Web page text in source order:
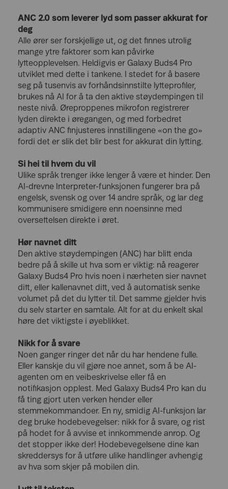
ANC 2.0 som leverer lyd som passer akkurat for
deg
Alle ører ser forskjellige ut, og det finnes utrolig
mange ytre faktorer som kan påvirke
lytteopplevelsen. Heldigvis er Galaxy Buds4 Pro
utviklet med dette i tankene. I stedet for å basere
seg på tusenvis av forhåndsinnstilte lytteprofiler,
brukes nå AI for å ta den aktive støydempingen til
neste nivå. Øreproppenes mikrofon registrerer
lyden direkte i øregangen, og med forbedret
adaptiv ANC finjusteres innstillingene «on the go»
fordi det er slik det blir best for akkurat din lytting.
Si hei til hvem du vil
Ulike språk trenger ikke lenger å være et hinder. Den
AI-drevne Interpreter-funksjonen fungerer bra på
engelsk, svensk og over 14 andre språk, og lar deg
kommunisere smidigere enn noensinne med
oversettelsen direkte i øret.
Hør navnet ditt
Den aktive støydempingen (ANC) har blitt enda
bedre på å skille ut hva som er viktig: nå reagerer
Galaxy Buds4 Pro hvis noen i nærheten sier navnet
ditt, eller kallenavnet ditt, ved å automatisk senke
volumet på det du lytter til. Det samme gjelder hvis
du selv starter en samtale. Alt for at du enkelt skal
høre det viktigste i øyeblikket.
Nikk for å svare
Noen ganger ringer det når du har hendene fulle.
Eller kanskje du vil gjøre noe annet, som å be AI-
agenten om en veibeskrivelse eller få en
notifikasjon opplest. Med Galaxy Buds4 Pro kan du
få ting gjort uten verken hender eller
stemmekommandoer. En ny, smidig AI-funksjon lar
deg bruke hodebevegelser: nikk for å svare, og rist
på hodet for å avvise et innkommende anrop. Og
det stopper ikke der! Hodebevegelsene dine kan
skreddersys for å utføre ulike handlinger avhengig
av hva som skjer på mobilen din.